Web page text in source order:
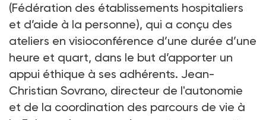
(Fédération des établissements hospitaliers
et d’aide à la personne), qui a conçu des
ateliers en visioconférence d’une durée d’une
heure et quart, dans le but d’apporter un
appui éthique à ses adhérents. Jean-
Christian Sovrano, directeur de l'autonomie
et de la coordination des parcours de vie à